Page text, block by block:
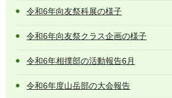
令和6年向友祭科展の様子
令和6年向友祭クラス企画の様子
令和6年相撲部の活動報告6月
令和6年度山岳部の大会報告